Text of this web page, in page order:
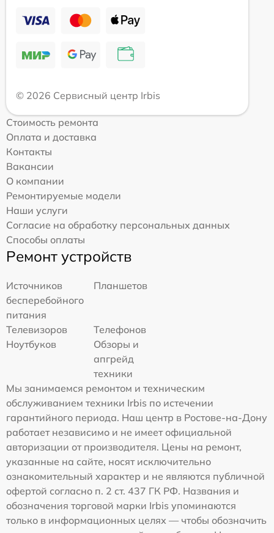
© 2026 Сервисный центр Irbis
Стоимость ремонта
Оплата и доставка
Контакты
Вакансии
О компании
Ремонтируемые модели
Наши услуги
Согласие на обработку персональных данных
Способы оплаты
Ремонт устройств
Источников
бесперебойного
питания
Планшетов
Телевизоров
Телефонов
Ноутбуков
Обзоры и
апгрейд
техники
Мы занимаемся ремонтом и техническим
обслуживанием техники Irbis по истечении
гарантийного периода. Наш центр в Ростове-на-Дону
работает независимо и не имеет официальной
авторизации от производителя. Цены на ремонт,
указанные на сайте, носят исключительно
ознакомительный характер и не являются публичной
офертой согласно п. 2 ст. 437 ГК РФ. Названия и
обозначения торговой марки Irbis упоминаются
только в информационных целях — чтобы обозначить